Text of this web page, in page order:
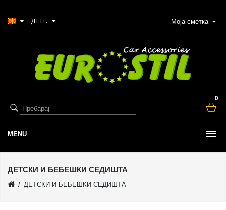
Моја сметка
0
ДЕН.
MENU
ДЕТСКИ И БЕБЕШКИ СЕДИШТА
ДЕТСКИ И БЕБЕШКИ СЕДИШТА